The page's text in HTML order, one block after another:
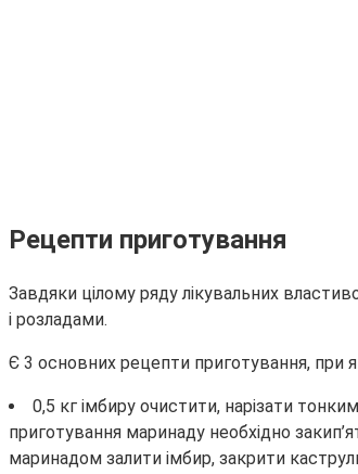
Рецепти приготування
Завдяки цілому ряду лікувальних
і розладами.
Є 3 основних рецепти приготування, при
0,5 кг імбиру очистити, нарізати
приготування маринаду необхідно
маринадом залити імбир, закрити